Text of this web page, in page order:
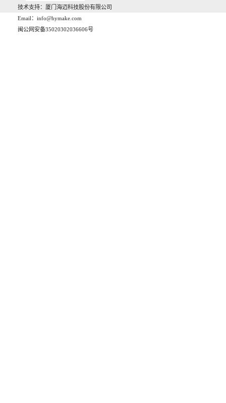
技术支持：厦门海迈科技股份有限公司
Email：info@hymake.com
闽公网安备35020302036606号